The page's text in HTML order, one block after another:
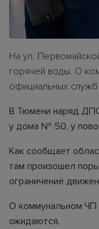
На ул.
горячей воды. О
официальных
В Тюмени наряд
у дома № 50, у
Как сообщает
там произошел
ограничение
О коммунальном ЧП
ожидаются.